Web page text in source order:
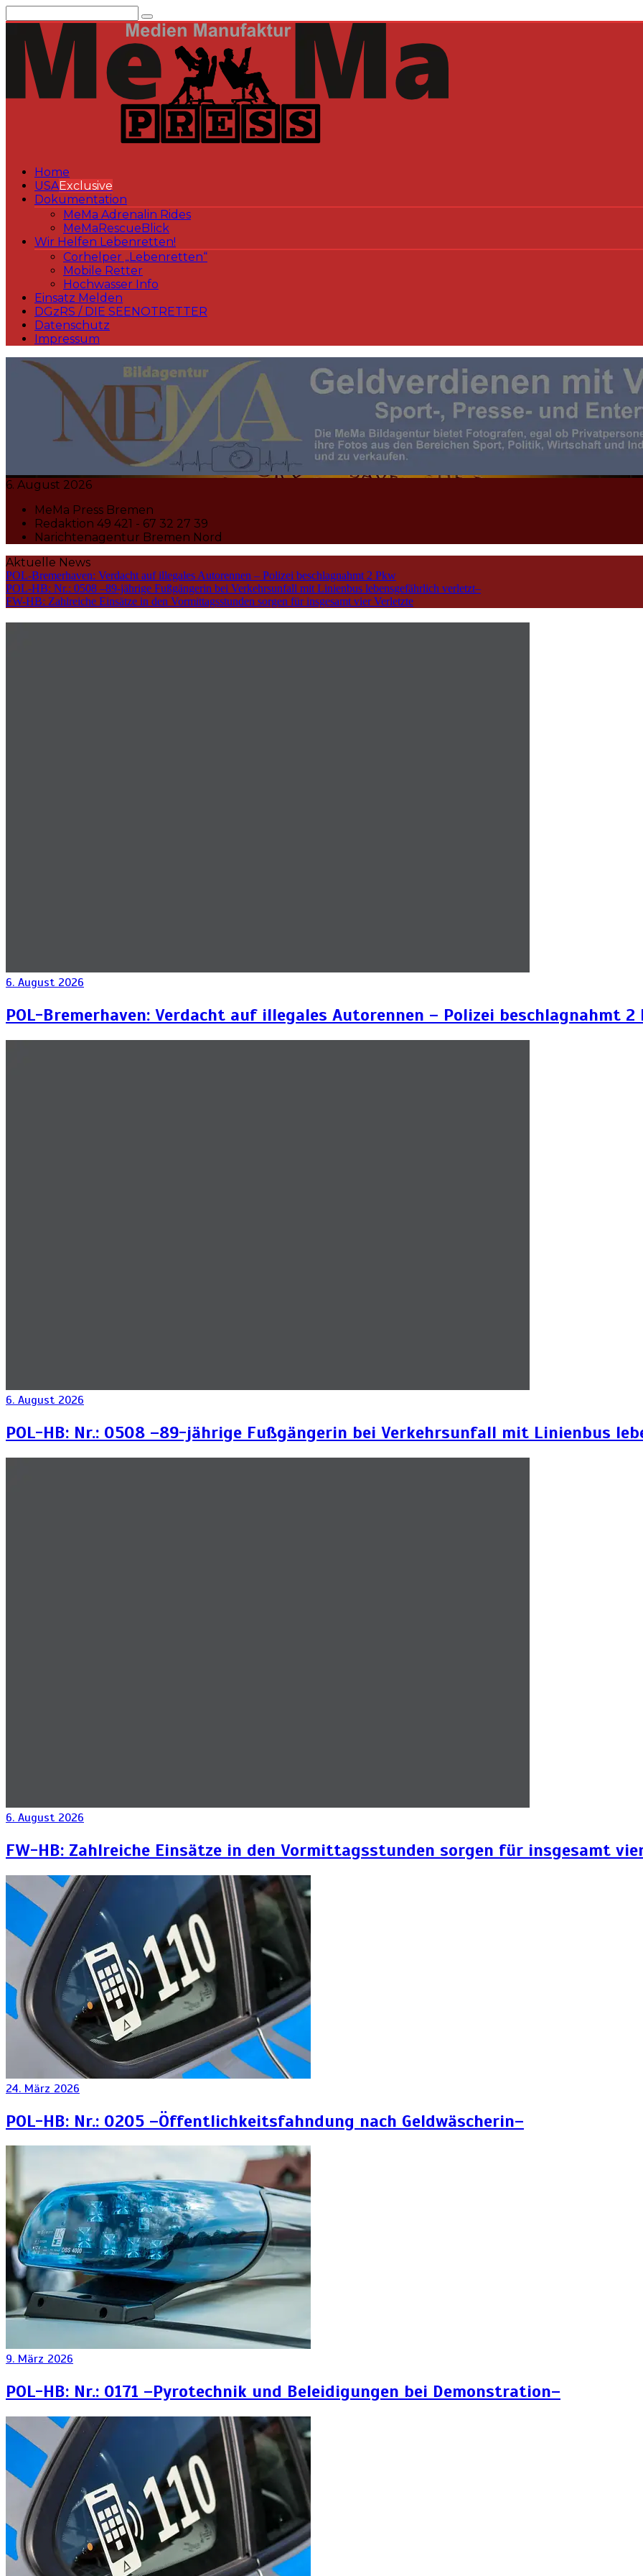
Inhalt
springen
Home
USAExclusive
Dokumentation
MeMa Adrenalin Rides
MeMaRescueBlick
Wir Helfen Lebenretten!
Corhelper „Lebenretten“
Mobile Retter
Hochwasser Info
Einsatz Melden
DGzRS / DIE SEENOTRETTER
Datenschutz
Impressum
MeMa Press Nachrichtenagentur | Events | Sport | Presse-
6. August 2026
MeMa Press Bremen
Redaktion 49 421 - 67 32 27 39
Narichtenagentur Bremen Nord
Aktuelle News
POL-Bremerhaven: Verdacht auf illegales Autorennen – Polizei beschlagnahmt 2 Pkw
POL-HB: Nr.: 0508 –89-jährige Fußgängerin bei Verkehrsunfall mit Linienbus lebensgefährlich verletzt–
FW-HB: Zahlreiche Einsätze in den Vormittagsstunden sorgen für insgesamt vier Verletzte
6. August 2026
POL-Bremerhaven: Verdacht auf illegales Autorennen – Polizei beschlagnahmt 2
6. August 2026
POL-HB: Nr.: 0508 –89-jährige Fußgängerin bei Verkehrsunfall mit Linienbus
6. August 2026
FW-HB: Zahlreiche Einsätze in den Vormittagsstunden sorgen für insgesamt
24. März 2026
POL-HB: Nr.: 0205 –Öffentlichkeitsfahndung nach Geldwäscherin–
9. März 2026
POL-HB: Nr.: 0171 –Pyrotechnik und Beleidigungen bei Demonstration–